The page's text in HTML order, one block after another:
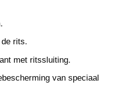
rits.
met ritssluiting.
van speciaal